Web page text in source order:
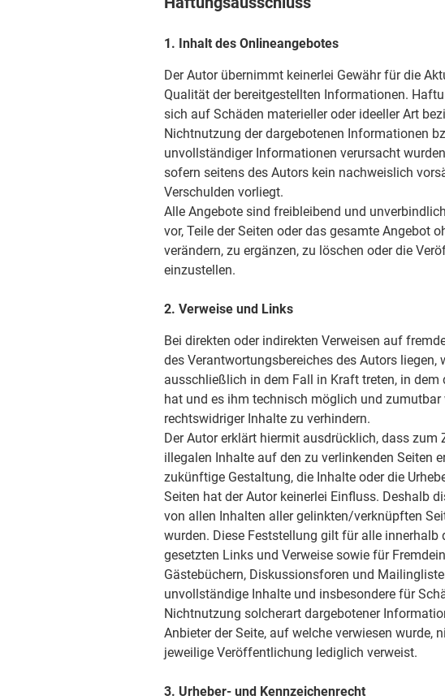
1. Inhalt des Onlineangebotes
Der Autor übernimmt keinerlei Gewähr für die
Qualität der bereitgestellten Informationen.
sich auf Schäden materieller oder ideeller Art
Nichtnutzung der dargebotenen Informationen
unvollständiger Informationen verursacht
sofern seitens des Autors kein nachweislich
Verschulden vorliegt.
Alle Angebote sind freibleibend und
vor, Teile der Seiten oder das gesamte Angebot
verändern, zu ergänzen, zu löschen oder die
einzustellen.
2. Verweise und Links
Bei direkten oder indirekten Verweisen auf
des Verantwortungsbereiches des Autors
ausschließlich in dem Fall in Kraft treten, in
hat und es ihm technisch möglich und zumutbar
rechtswidriger Inhalte zu verhindern.
Der Autor erklärt hiermit ausdrücklich, dass zum
illegalen Inhalte auf den zu verlinkenden Seiten
zukünftige Gestaltung, die Inhalte oder die
Seiten hat der Autor keinerlei Einfluss. Deshalb
von allen Inhalten aller gelinkten/verknüpften
wurden. Diese Feststellung gilt für alle innerhalb
gesetzten Links und Verweise sowie für
Gästebüchern, Diskussionsforen und
unvollständige Inhalte und insbesondere für
Nichtnutzung solcherart dargebotener
Anbieter der Seite, auf welche verwiesen wurde,
jeweilige Veröffentlichung lediglich verweist.
3. Urheber- und Kennzeichenrecht